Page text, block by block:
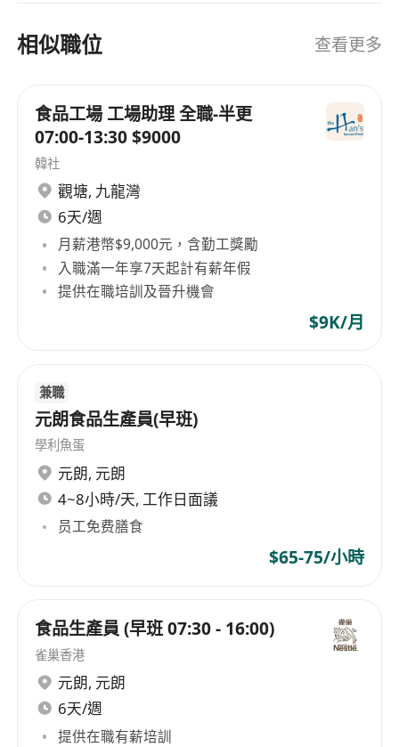
相似職位 查看更多
食品工場 工場助理 全職-半更
07:00-13:30 $9000
韓社
觀塘, 九龍灣
6天/週
月薪港幣$9,000元，含勤工獎勵
入職滿一年享7天起計有薪年假
提供在職培訓及晉升機會
$9K/月
兼職
元朗食品生產員(早班)
學利魚蛋
元朗, 元朗
4~8小時/天, 工作日面議
员工免费膳食
$65-75/小時
食品生產員 (早班 07:30 - 16:00)
雀巢香港
元朗, 元朗
6天/週
提供在職有薪培訓